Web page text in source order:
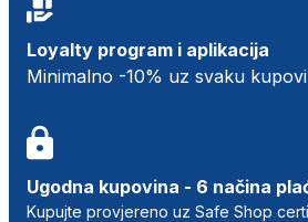
Loyalty program i aplikacija
Minimalno -10% uz svaku
Ugodna kupovina - 6 načina
Kupujte provjereno uz Safe Shop